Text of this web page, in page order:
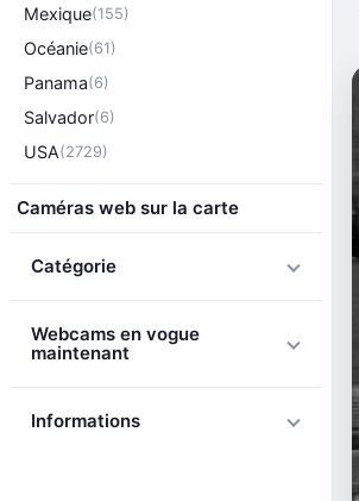
Mexique(155)
Océanie(61)
Panama(6)
Salvador(6)
USA(2729)
Caméras web sur la carte
Catégorie
Webcams en vogue
maintenant
Informations